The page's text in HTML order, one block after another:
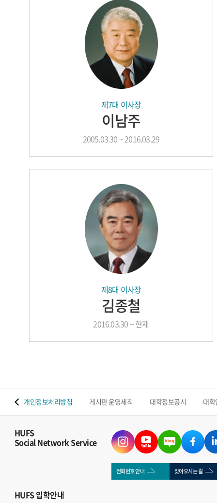
제7대 이사장
이남주
2005.03.30 ~ 2016.03.29
제8대 이사장
김종철
2016.03.30 ~ 현재
개인정보처리방침 게시판 운영세칙 대학정보공시 대
HUFS
Social Network Service
전화번호 안내 찾아오시는 길
HUFS입학안내